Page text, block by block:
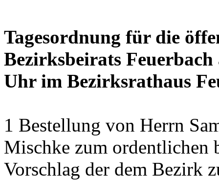
Tagesordnung für die
Bezirksbeirats
Uhr im Bezirksrathaus
1 Bestellung von Herrn
Mischke zum ordentlichen
Vorschlag der dem Bezirk